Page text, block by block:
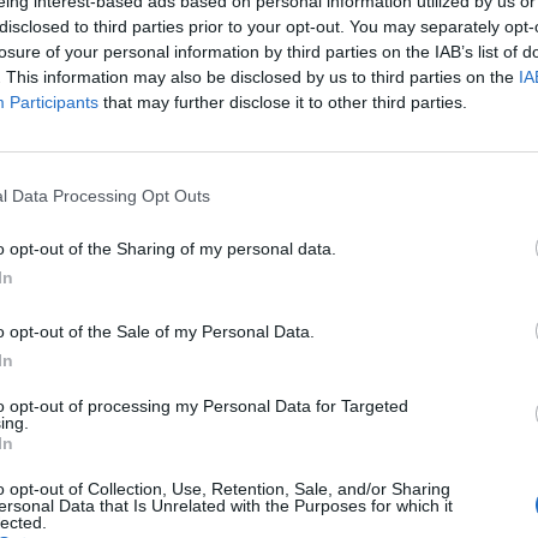
to third parties prior to your opt-out. You may separately
of your personal information by third parties on the IAB’s list of
This information may also be disclosed by us to third parties on the
Participants that may further disclose it to other third parties.
Data Processing Opt Outs
opt-out of the Sharing of my personal data.
opt-out of the Sale of my Personal Data.
opt-out of processing my Personal Data for Targeted
opt-out of Collection, Use, Retention, Sale, and/or Sharing
Data that Is Unrelated with the Purposes for which it
M1 bővítés: már zajlik a teljesen új
Bicske Kelet csomópont építése
csomópont épül Angyalföldön
Hódmezővásárhely jó hírű
református iskoláját